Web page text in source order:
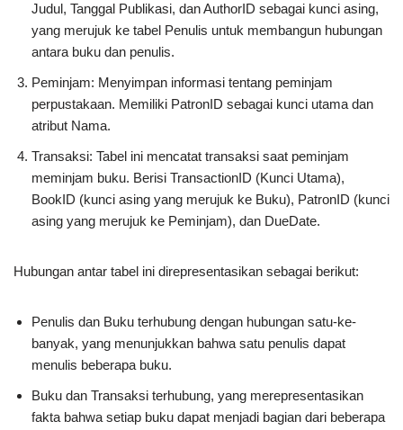
Judul, Tanggal Publikasi, dan AuthorID sebagai kunci asing,
yang merujuk ke tabel Penulis untuk membangun hubungan
antara buku dan penulis.
Peminjam: Menyimpan informasi tentang peminjam
perpustakaan. Memiliki PatronID sebagai kunci utama dan
atribut Nama.
Transaksi: Tabel ini mencatat transaksi saat peminjam
meminjam buku. Berisi TransactionID (Kunci Utama),
BookID (kunci asing yang merujuk ke Buku), PatronID (kunci
asing yang merujuk ke Peminjam), dan DueDate.
Hubungan antar tabel ini direpresentasikan sebagai berikut:
Penulis dan Buku terhubung dengan hubungan satu-ke-
banyak, yang menunjukkan bahwa satu penulis dapat
menulis beberapa buku.
Buku dan Transaksi terhubung, yang merepresentasikan
fakta bahwa setiap buku dapat menjadi bagian dari beberapa